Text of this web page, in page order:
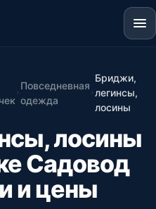
Повседневная
одежда
Бриджи,
легинсы,
лосины
лосины
Садовод
и цены